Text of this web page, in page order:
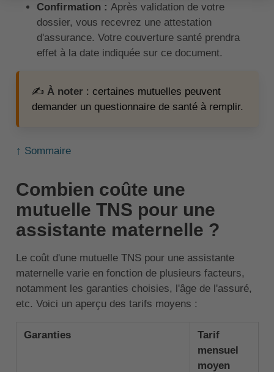
Confirmation : Après validation de votre
dossier, vous recevrez une attestation
d'assurance. Votre couverture santé prendra
effet à la date indiquée sur ce document.
✍️ À noter: certaines mutuelles peuvent
demander un questionnaire de santé à remplir.
↑ Sommaire
Combien coûte une
mutuelle TNS pour une
assistante maternelle ?
Le coût d'une mutuelle TNS pour une assistante
maternelle varie en fonction de plusieurs facteurs,
notamment les garanties choisies, l'âge de l'assuré,
etc. Voici un aperçu des tarifs moyens :
Garanties
Tarif
mensuel
moyen